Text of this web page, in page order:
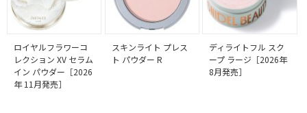
ロイヤルフラワーコ
レクション XV セラム
イン パウダー［2026
年 11月発売］
スキンライト プレス
ト パウダー R
ディライトフル スク
ープ ラージ［2026年
8月発売］